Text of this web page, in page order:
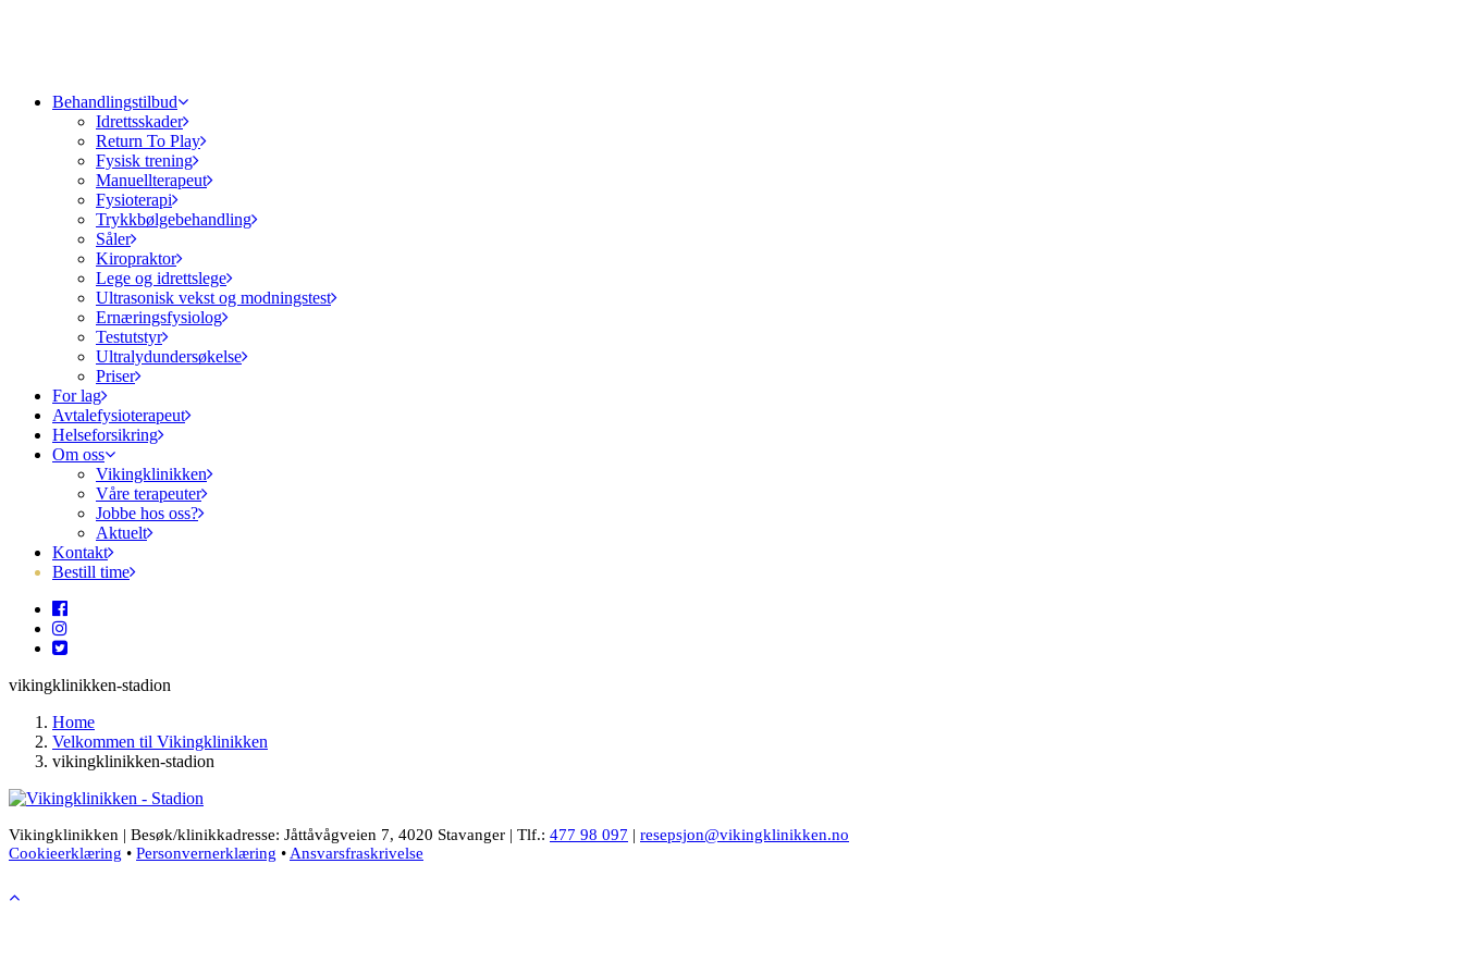
Behandlingstilbud
Idrettsskader
Return To Play
Fysisk trening
Manuellterapeut
Fysioterapi
Trykkbølgebehandling
Såler
Kiropraktor
Lege og idrettslege
Ultrasonisk vekst og modningstest
Ernæringsfysiolog
Testutstyr
Ultralydundersøkelse
Priser
For lag
Avtalefysioterapeut
Helseforsikring
Om oss
Vikingklinikken
Våre terapeuter
Jobbe hos oss?
Aktuelt
Kontakt
Bestill time
vikingklinikken-stadion
Home
Velkommen til Vikingklinikken
vikingklinikken-stadion
Vikingklinikken | Besøk/klinikkadresse: Jåttåvågveien 7, 4020 Stavanger | Tlf.: 477 98 097 | resepsjon@vikingklinikken.no
Cookieerklæring • Personvernerklæring • Ansvarsfraskrivelse